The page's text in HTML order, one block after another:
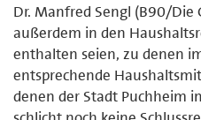
Dr. Manfred Sengl (B90/Die
außerdem in den
enthalten seien, zu denen
entsprechende
denen der Stadt Puchheim